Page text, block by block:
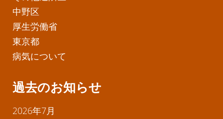
中野区
厚生労働省
東京都
病気について
過去のお知らせ
2026年7月